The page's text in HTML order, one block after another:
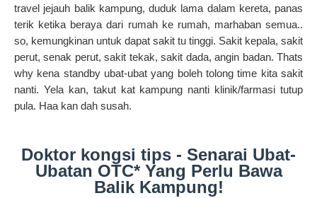
travel jejauh balik kampung, duduk lama dalam kereta, panas
terik ketika beraya dari rumah ke rumah, marhaban semua..
so, kemungkinan untuk dapat sakit tu tinggi. Sakit kepala, sakit
perut, senak perut, sakit tekak, sakit dada, angin badan. Thats
why kena standby ubat-ubat yang boleh tolong time kita sakit
nanti. Yela kan, takut kat kampung nanti klinik/farmasi tutup
pula. Haa kan dah susah.
Doktor kongsi tips - Senarai Ubat-
Ubatan OTC* Yang Perlu Bawa
Balik Kampung!